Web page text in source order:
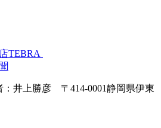
TEBRA
井上勝彦 〒414-0001静岡県伊東